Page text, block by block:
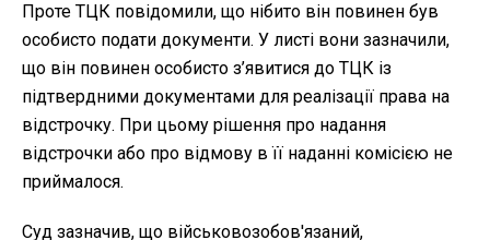
Проте ТЦК повідомили, що нібито він повинен був
особисто подати документи. У листі вони зазначили,
що він повинен особисто з’явитися до ТЦК із
підтвердними документами для реалізації права на
відстрочку. При цьому рішення про надання
відстрочки або про відмову в її наданні комісією не
приймалося.
Суд зазначив, що військовозобов'язаний,